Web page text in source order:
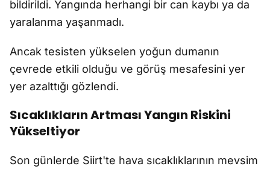
bildirildi. Yangında herhangi bir can kaybı ya da
yaralanma yaşanmadı.
Ancak tesisten yükselen yoğun dumanın
çevrede etkili olduğu ve görüş mesafesini yer
yer azalttığı gözlendi.
Sıcaklıkların Artması Yangın Riskini
Yükseltiyor
Son günlerde Siirt'te hava sıcaklıklarının mevsim